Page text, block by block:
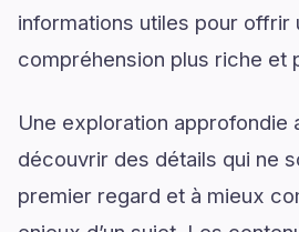
informations utiles pour offrir
compréhension plus riche et
Une exploration approfondie
découvrir des détails qui ne
premier regard et à mieux